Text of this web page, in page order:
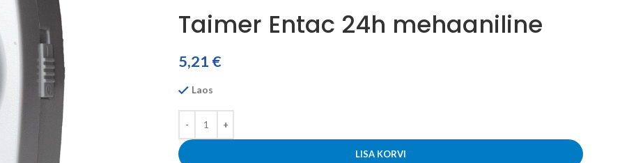
Taimer Entac 24h mehaaniline
5,21 €
Laos
LISA KORVI